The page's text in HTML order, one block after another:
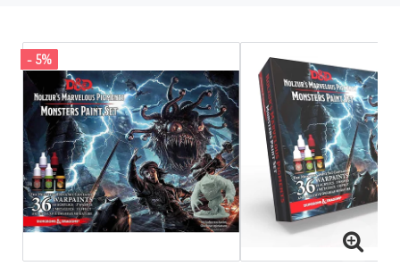
- 5%